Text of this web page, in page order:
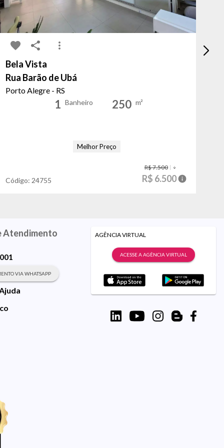
Bela Vista
Rua Barão de Ubá
Porto Alegre - RS
1 Banheiro 250 m²
Melhor Preço
Código: 24755
R$ 7.500
R$ 6.500
Atendimento
VIA WHATSAPP
AGÊNCIA VIRTUAL
ACESSE A AGÊNCIA VIRTUAL